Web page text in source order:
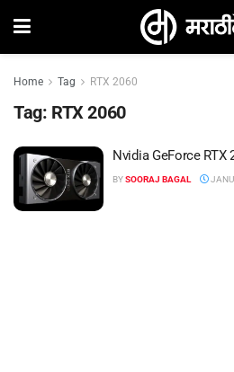
Home Tag RTX 2060
Tag: RTX 2060
Nvidia GeForce RTX
BYSOORAJ BAGAL